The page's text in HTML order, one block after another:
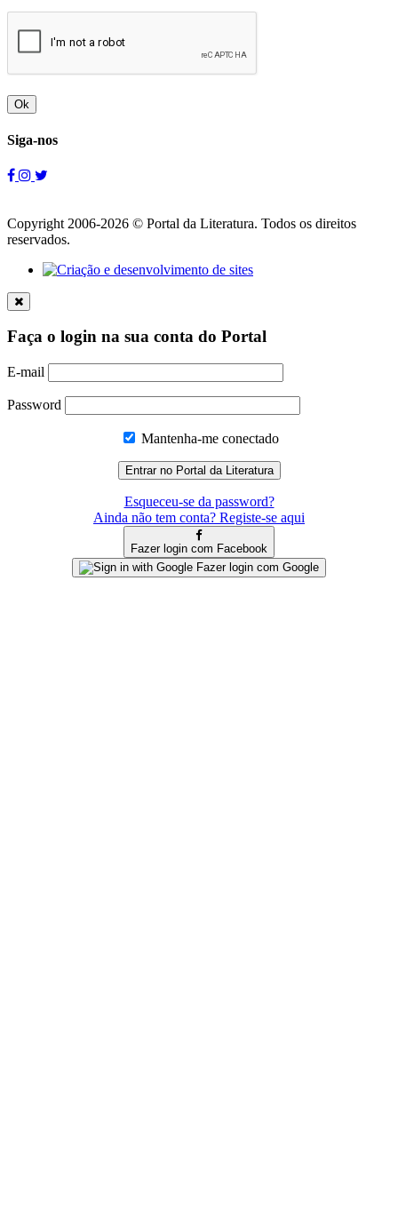
Ok
Siga-nos
Copyright 2006-2026 © Portal da Literatura. Todos os direitos
reservados.
Faça o login na sua conta do Portal
E-mail
Password
Mantenha-me conectado
Esqueceu-se da password?
Ainda não tem conta? Registe-se aqui
Fazer login com Facebook
Fazer login com Google